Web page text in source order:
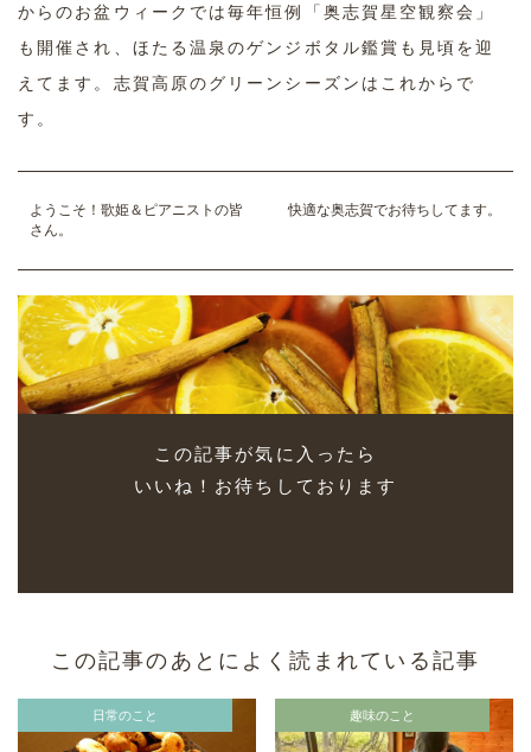
からのお盆ウィークでは毎年恒例「奥志賀星空観察会」
も開催され、ほたる温泉のゲンジボタル鑑賞も見頃を迎
えてます。志賀高原のグリーンシーズンはこれからで
す。
ようこそ！歌姫＆ピアニストの皆
さん。
快適な奥志賀でお待ちしてます。
この記事が気に入ったら
いいね！お待ちしております
この記事のあとによく読まれている記事
日常のこと 趣味のこと